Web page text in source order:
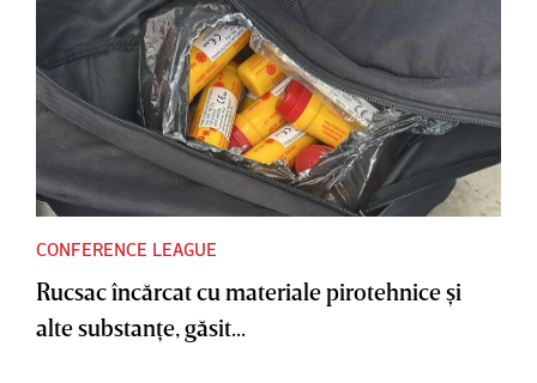
CONFERENCE LEAGUE
Rucsac încărcat cu materiale pirotehnice şi
alte substanţe, găsit...